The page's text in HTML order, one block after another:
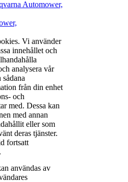
Vi använder
innehållet och
analysera vår
från din enhet
och
med. Dessa kan
med annan
eller som
deras tjänster.
fortsatt
användas av